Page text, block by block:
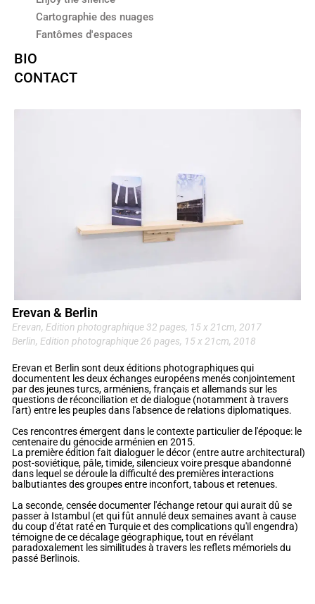
Cartographie des nuages
Fantômes d'espaces
BIO
CONTACT
Erevan & Berlin
Erevan, Edition photographique 32 pages, 15 x 21cm, 2017
Berlin, Edition photographique 26 pages, 15 x 21cm, 2018
Erevan et Berlin sont deux éditions photographiques qui
documentent les deux échanges européens menés conjointement
par des jeunes turcs, arméniens, français et allemands sur les
questions de réconciliation et de dialogue (notamment à travers
l'art) entre les peuples dans l'absence de relations diplomatiques.
Ces rencontres émergent dans le contexte particulier de l'époque: le
centenaire du génocide arménien en 2015.
La première édition fait dialoguer le décor (entre autre architectural)
post-soviétique, pâle, timide, silencieux voire presque abandonné
dans lequel se déroule la difficulté des premières interactions
balbutiantes des groupes entre inconfort, tabous et retenues.
La seconde, censée documenter l'échange retour qui aurait dû se
passer à Istambul (et qui fût annulé deux semaines avant à cause
du coup d'état raté en Turquie et des complications qu'il engendra)
témoigne de ce décalage géographique, tout en révélant
paradoxalement les similitudes à travers les reflets mémoriels du
passé Berlinois.